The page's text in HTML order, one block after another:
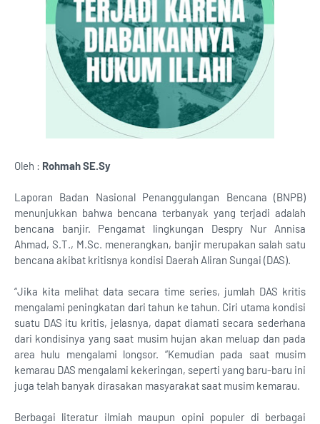
Oleh : Rohmah SE.Sy
Laporan Badan Nasional Penanggulangan Bencana (BNPB)
menunjukkan bahwa bencana terbanyak yang terjadi adalah
bencana banjir. Pengamat lingkungan Despry Nur Annisa
Ahmad, S.T., M.Sc. menerangkan, banjir merupakan salah satu
bencana akibat kritisnya kondisi Daerah Aliran Sungai (DAS).
“Jika kita melihat data secara time series, jumlah DAS kritis
mengalami peningkatan dari tahun ke tahun. Ciri utama kondisi
suatu DAS itu kritis, jelasnya, dapat diamati secara sederhana
dari kondisinya yang saat musim hujan akan meluap dan pada
area hulu mengalami longsor. “Kemudian pada saat musim
kemarau DAS mengalami kekeringan, seperti yang baru-baru ini
juga telah banyak dirasakan masyarakat saat musim kemarau.
Berbagai literatur ilmiah maupun opini populer di berbagai